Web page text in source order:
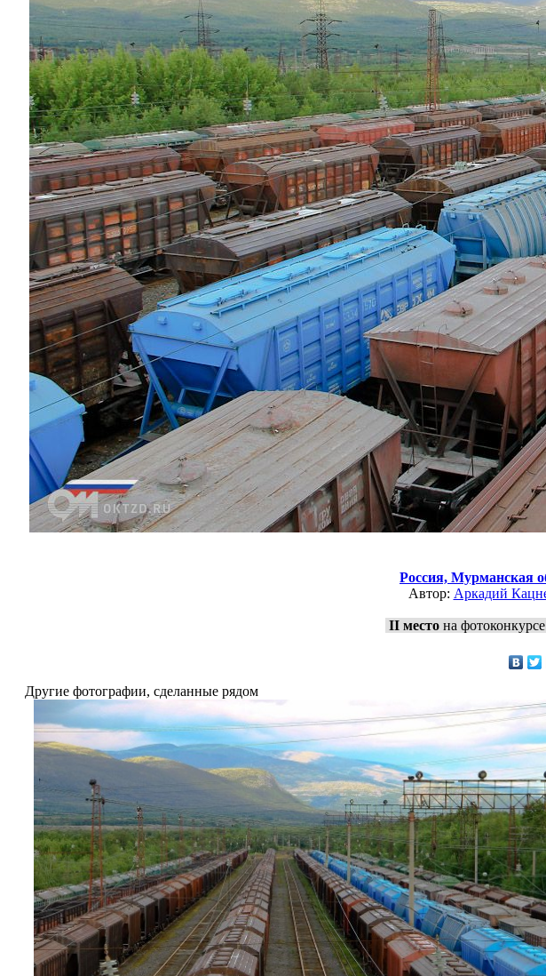
Россия, Мурманская
Автор: Аркадий
II место на фотоконкурсе
Другие фотографии, сделанные рядом